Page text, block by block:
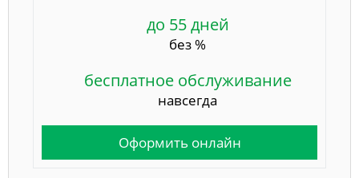
до 55 дней
без %
бесплатное обслуживание
навсегда
Оформить онлайн